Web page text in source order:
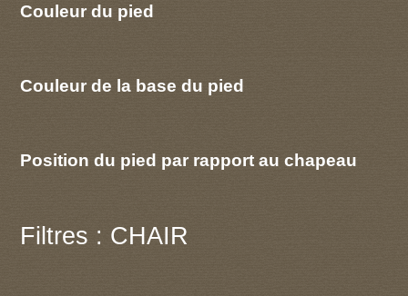
Couleur du pied
Couleur de la base du pied
Position du pied par rapport au chapeau
Filtres : CHAIR